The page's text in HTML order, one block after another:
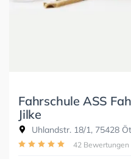
Fahrschule ASS
Jilke
Uhlandstr. 18/1, 75428
42 Bewertungen